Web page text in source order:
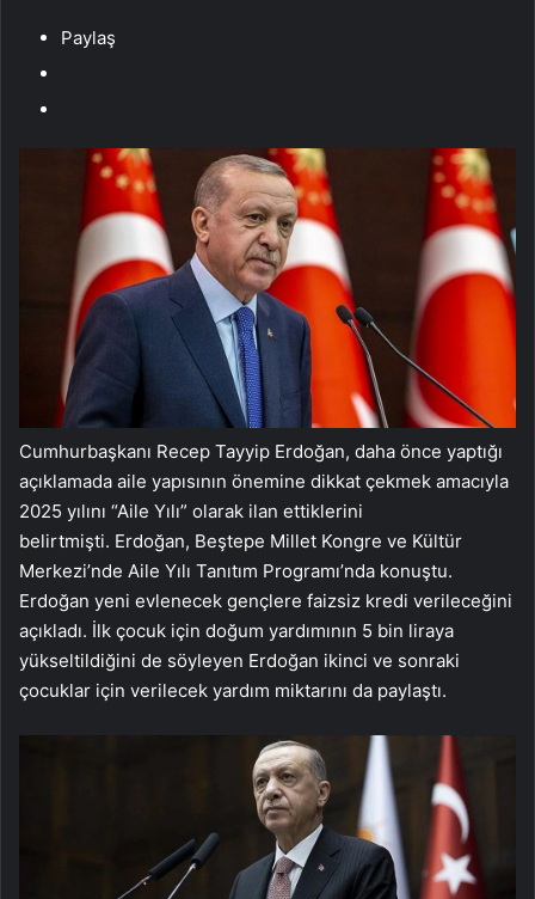
Paylaş
Cumhurbaşkanı Recep Tayyip Erdoğan, daha önce yaptığı
açıklamada aile yapısının önemine dikkat çekmek amacıyla
2025 yılını “Aile Yılı” olarak ilan ettiklerini
belirtmişti. Erdoğan, Beştepe Millet Kongre ve Kültür
Merkezi’nde Aile Yılı Tanıtım Programı’nda konuştu.
Erdoğan yeni evlenecek gençlere faizsiz kredi verileceğini
açıkladı. İlk çocuk için doğum yardımının 5 bin liraya
yükseltildiğini de söyleyen Erdoğan ikinci ve sonraki
çocuklar için verilecek yardım miktarını da paylaştı.